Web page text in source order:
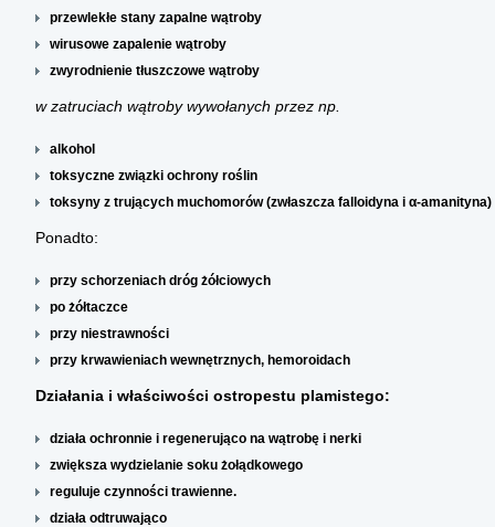
przewlekłe stany zapalne wątroby
wirusowe zapalenie wątroby
zwyrodnienie tłuszczowe wątroby
w zatruciach wątroby wywołanych przez np.
alkohol
toksyczne związki ochrony roślin
toksyny z trujących muchomorów (zwłaszcza falloidyna i α-amanityna)
Ponadto:
przy schorzeniach dróg żółciowych
po żółtaczce
przy niestrawności
przy krwawieniach wewnętrznych, hemoroidach
Działania i właściwości ostropestu plamistego:
działa ochronnie i regenerująco na wątrobę i nerki
zwiększa wydzielanie soku żołądkowego
reguluje czynności trawienne.
działa odtruwająco